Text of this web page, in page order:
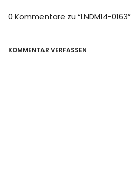
0 Kommentare zu “LNDM14-0163”
KOMMENTAR VERFASSEN